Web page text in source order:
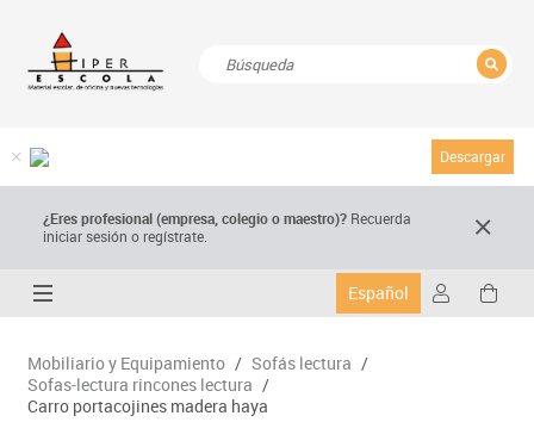
Descargar
¿Eres profesional (empresa, colegio o maestro)? Recuerda
iniciar sesión o regístrate.
Español
Mobiliario y Equipamiento / Sofás lectura /
Sofas-lectura rincones lectura /
Carro portacojines madera haya